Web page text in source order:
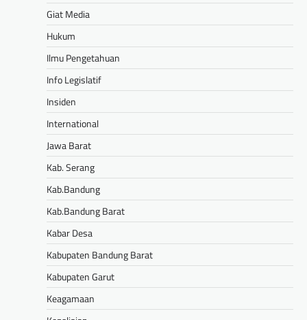
Giat Media
Hukum
Ilmu Pengetahuan
Info Legislatif
Insiden
International
Jawa Barat
Kab. Serang
Kab.Bandung
Kab.Bandung Barat
Kabar Desa
Kabupaten Bandung Barat
Kabupaten Garut
Keagamaan